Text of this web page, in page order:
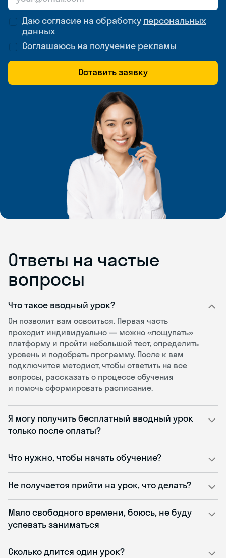
Даю согласие на обработку персональных
данных
Соглашаюсь на получение рекламы
Оставить заявку
Ответы на частые
вопросы
Что такое вводный урок?
Он позволит вам освоиться. Первая часть
проходит индивидуально — можно «пощупать»
платформу и пройти небольшой тест, определить
уровень и подобрать программу. После к вам
подключится методист, чтобы ответить на все
вопросы, рассказать о процессе обучения
и помочь сформировать расписание.
Я могу получить бесплатный вводный урок
только после оплаты?
Что нужно, чтобы начать обучение?
Не получается прийти на урок, что делать?
Мало свободного времени, боюсь, не буду
успевать заниматься
Сколько длится один урок?